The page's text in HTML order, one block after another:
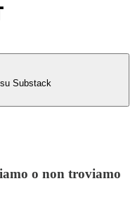
Substack
o non troviamo